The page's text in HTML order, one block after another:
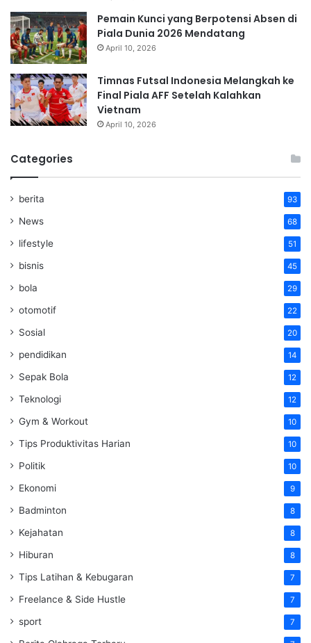
Pemain Kunci yang Berpotensi Absen di
Piala Dunia 2026 Mendatang
April 10, 2026
Timnas Futsal Indonesia Melangkah ke
Final Piala AFF Setelah Kalahkan
Vietnam
April 10, 2026
Categories
berita 93
News 68
lifestyle 51
bisnis 45
bola 29
otomotif 22
Sosial 20
pendidikan 14
Sepak Bola 12
Teknologi 12
Gym & Workout 10
Tips Produktivitas Harian 10
Politik 10
Ekonomi 9
Badminton 8
Kejahatan 8
Hiburan 8
Tips Latihan & Kebugaran 7
Freelance & Side Hustle 7
sport 7